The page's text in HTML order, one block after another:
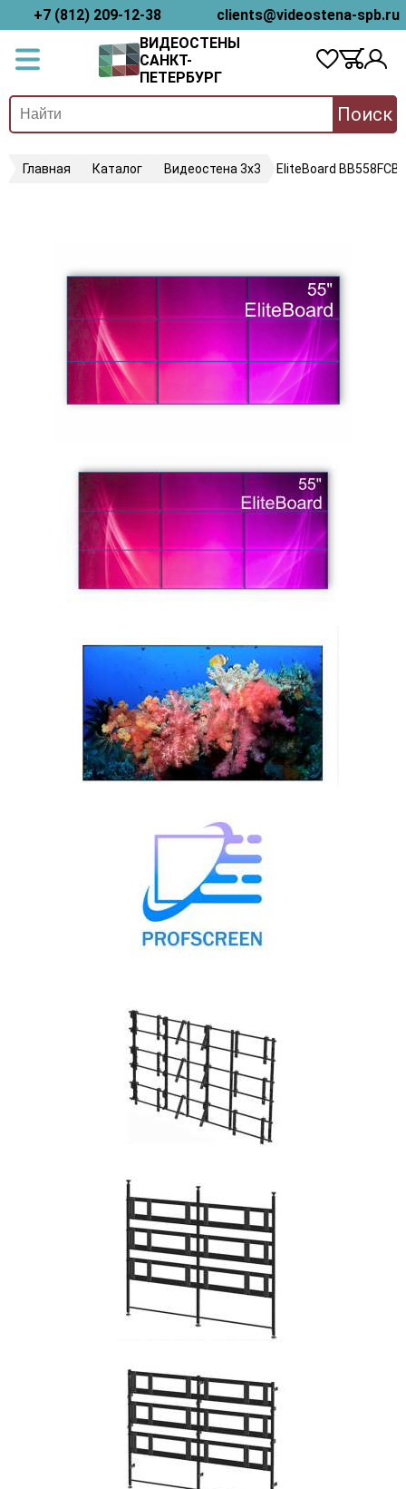
+7 (812) 209-12-38
clients@videostena-spb.ru
ВИДЕОСТЕНЫ
САНКТ-
ПЕТЕРБУРГ
Поиск
Главная Каталог Видеостена 3х3 EliteBoard